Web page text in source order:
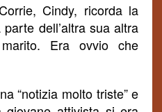
Cindy, ricorda la
dell’altra sua altra
Era ovvio che
“notizia molto triste” e